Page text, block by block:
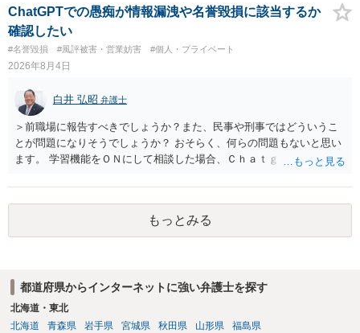
ても失敗する可能性が高いように思われます。 相手を特定できた場
合、相手に全ての弁護士費用を負担させることは可能でしょうか？ →
訴訟外の交渉で相手方が認めれば負担させることができるでしょう。
訴訟で判決となった場合は、実際の弁護士費用が認められる場合と認
められない場合があり何ともいえないところでしょう。
ChatGPTでの愚痴が情報漏洩や名誉毀損に該当するか
確認したい
#名誉毀損 #風評被害・営業妨害 #個人・プライベート
2026年8月4日
白井 弘昭 弁護士
＞前職場に報告すべきでしょうか？また、民事や刑事ではどういうこ
とが問題になりそうでしょうか？ おそらく、何らの問題もないと思い
ます。 学習機能をＯＮにして相談した場合、Ｃｈａｔｇｐｔがｏｐｅ
する可能性がありますが、個人名や会社名を特定していない限り、一
般論として抽象化されて回答に織り込まれる可能性が生じるにすぎま
せんので、その情報自体が、秘密情報に当たるとは思えませんし、名
誉棄損として、個人や会社に対する誹謗中傷の不特定多数への公開に
をせずに書き込んだことで（おそらく特定して書き込んだとして
も）、相談者さんが刑事民事の責任に問われることはないでしょう。
私見ながらご参考まで。
もっとみる
都道府県からインターネットに強い弁護士を探す
北海道・東北
北海道
青森県 岩手県 宮城県 秋田県 山形県 福島県